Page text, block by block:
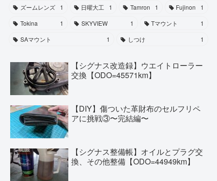
ズームレンズ
1 日曜大工 1 Tamron 1 Fujinon
1
Tokina
1 SKYVIEW 1 Tマウント
1
SAマウント
1 しつけ 1
【シグナス改造録】ウエイトローラー
交換【ODO=45571km】
【DIY】傷ついた革財布のセルフリペ
アに挑戦③〜完結編〜
【シグナス整備帳】オイルとプラグ交
換、その他整備【ODO=44949km】